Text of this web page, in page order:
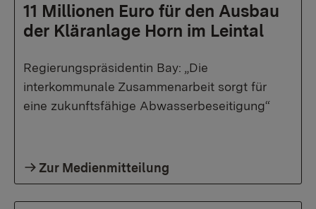
11 Millionen Euro für den Ausbau
der Kläranlage Horn im Leintal
Regierungspräsidentin Bay: „Die
interkommunale Zusammenarbeit sorgt für
eine zukunftsfähige Abwasserbeseitigung“
Zur Medienmitteilung